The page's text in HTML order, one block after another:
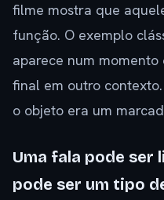
filme mostra que
função. O exemplo
aparece num
final em outro
o objeto era um
Uma fala pode ser
pode ser um tipo